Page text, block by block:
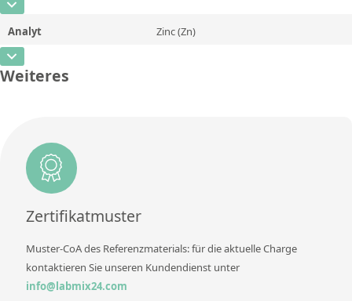
Einheit
Methode
CAS-Nummer
Konzentration 0,55
Einheit
Analyt Zinc (Zn)
CAS-Nummer
Zusätzliche Informationen
Methode
Weiteres
Zertifikatmuster
Muster-CoA des Referenzmaterials: für die aktuelle Charge
kontaktieren Sie unseren Kundendienst unter
info@labmix24.com